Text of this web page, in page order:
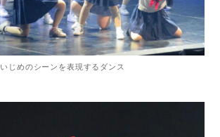
いじめのシーンを表現するダンス